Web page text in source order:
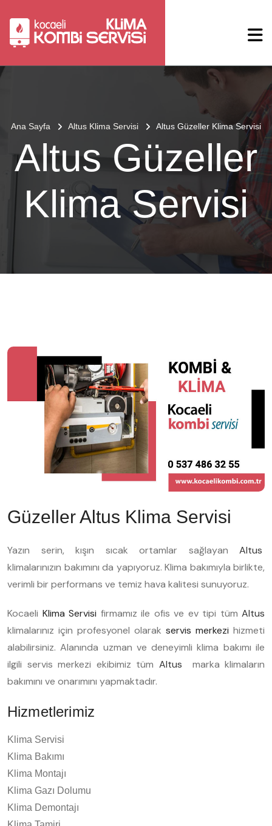
Ana Sayfa Altus Klima Servisi Altus Güzeller Klima Servisi
Altus Güzeller
Klima Servisi
Güzeller Altus Klima Servisi
Yazın serin, kışın sıcak ortamlar sağlayan Altus
klimalarınızın bakımını da yapıyoruz. Klima bakımıyla birlikte,
verimli bir performans ve temiz hava kalitesi sunuyoruz.
Kocaeli Klima Servisi firmamız ile ofis ve ev tipi tüm Altus
klimalarınız için profesyonel olarak servis merkezi hizmeti
alabilirsiniz. Alanında uzman ve deneyimli klima bakımı ile
ilgili servis merkezi ekibimiz tüm Altus marka klimaların
bakımını ve onarımını yapmaktadır.
Hizmetlerimiz
Klima Servisi
Klima Bakımı
Klima Montajı
Klima Gazı Dolumu
Klima Demontajı